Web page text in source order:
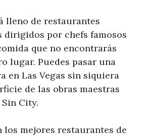
lleno de restaurantes
dirigidos por chefs famosos
que no encontrarás
lugar. Puedes pasar una
en Las Vegas sin siquiera
de las obras maestras
City.
los mejores restaurantes de